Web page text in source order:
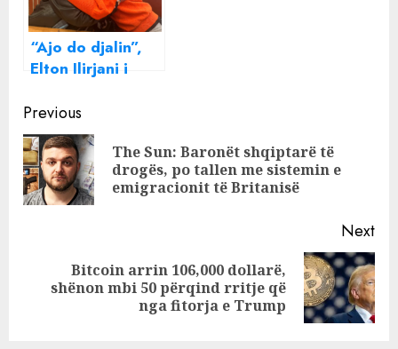
“Ajo do djalin”,
Elton Ilirjani i
gjendja e
Parashqevi
Simaku: Kam
frikë mos do të
na ikë, i biri s’do
Continue
Reading
Previous
The Sun: Baronët shqiptarë të
drogës, po tallen me sistemin e
emigracionit të Britanisë
Next
Next
Bitcoin arrin 106,000 dollarë,
shënon mbi 50 përqind rritje që
nga fitorja e Trump